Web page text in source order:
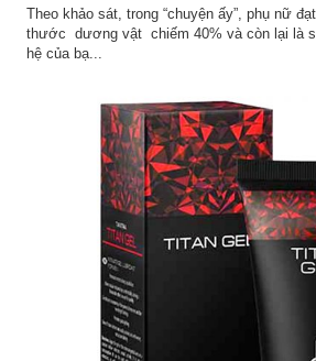
Theo khảo sát, trong “chuyện ấy”, phụ nữ
thước dương vật chiếm 40% và còn lại là
hệ của bạ...